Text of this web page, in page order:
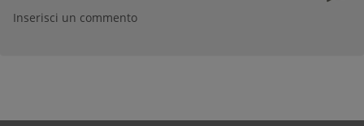
Inserisci un commento